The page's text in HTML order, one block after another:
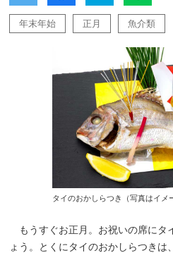
年末年始 正月 魚介類
タイのおかしらつき（写真はイメ
もうすぐお正月。お祝いの席にタ
ょう。とくにタイのおかしらつき